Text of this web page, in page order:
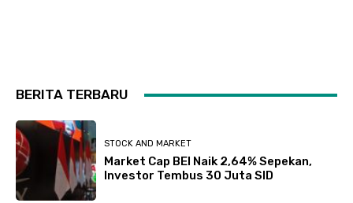
BERITA TERBARU
STOCK AND MARKET
Market Cap BEI Naik 2,64% Sepekan,
Investor Tembus 30 Juta SID